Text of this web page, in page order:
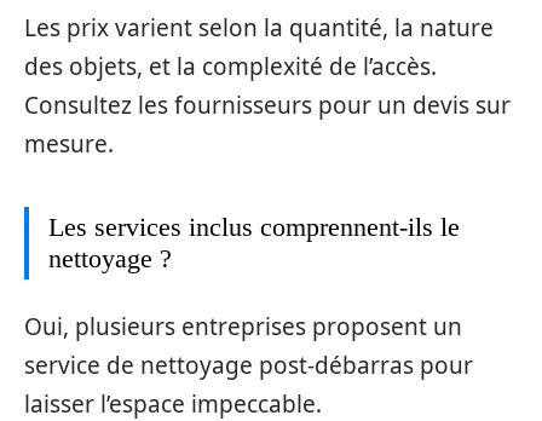
Les prix varient selon la quantité, la nature
des objets, et la complexité de l’accès.
Consultez les fournisseurs pour un devis sur
mesure.
Les services inclus comprennent-ils le
nettoyage ?
Oui, plusieurs entreprises proposent un
service de nettoyage post-débarras pour
laisser l’espace impeccable.